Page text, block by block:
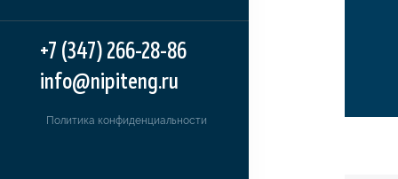
+7 (347) 266-28-86
info@nipiteng.ru
Политика конфиденциальности